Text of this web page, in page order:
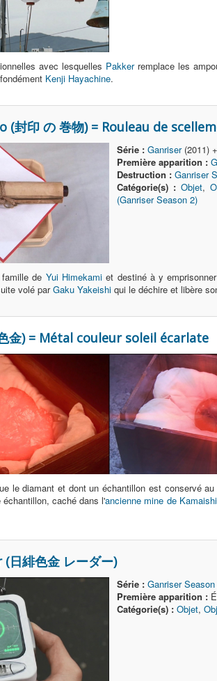
avec lesquelles Pakkerremplace les
Kenji Hayachine.
(封印 の 巻物) = Rouleau de
Série : Ganriser(2011)
Première apparition :
Destruction : Ganriser
Catégorie(s) : Objet,
(Ganriser Season 2)
de Yui Himekamiet destiné à y emprisonner
volé parGaku Yakeishi qui le déchire et libère
金) = Métal couleur soleil écarlate
le diamant et dont un échantillon est conservé au
caché dans l'ancienne mine de Kamaishi
日緋色金 レーダー)
Série : Ganriser
Première apparition :
Catégorie(s) : Objet,